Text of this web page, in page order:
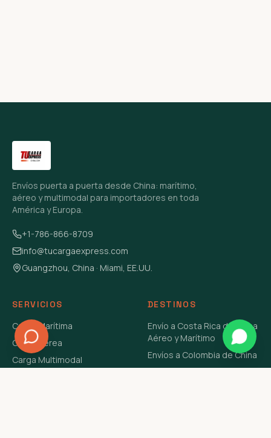
Envíos puerta a puerta desde China: marítimo,
aéreo y multimodal para importadores en toda
América y Europa.
+1-786-866-8709
info@tucargaexpress.com
Guangzhou, China · Miami, EE.UU.
SERVICIOS
Carga Marítima
Carga Aérea
Carga Multimodal
DESTINOS
Envío a Costa Rica de China
Aéreo y Marítimo
Envíos a Colombia de China